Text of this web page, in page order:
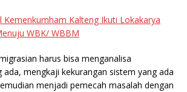
Kemenkumham Kalteng Ikuti Lokakarya
WBK/ WBBM
harus bisa menganalisa
ada, mengkaji kekurangan sistem yang ada
menjadi pemecah masalah dengan